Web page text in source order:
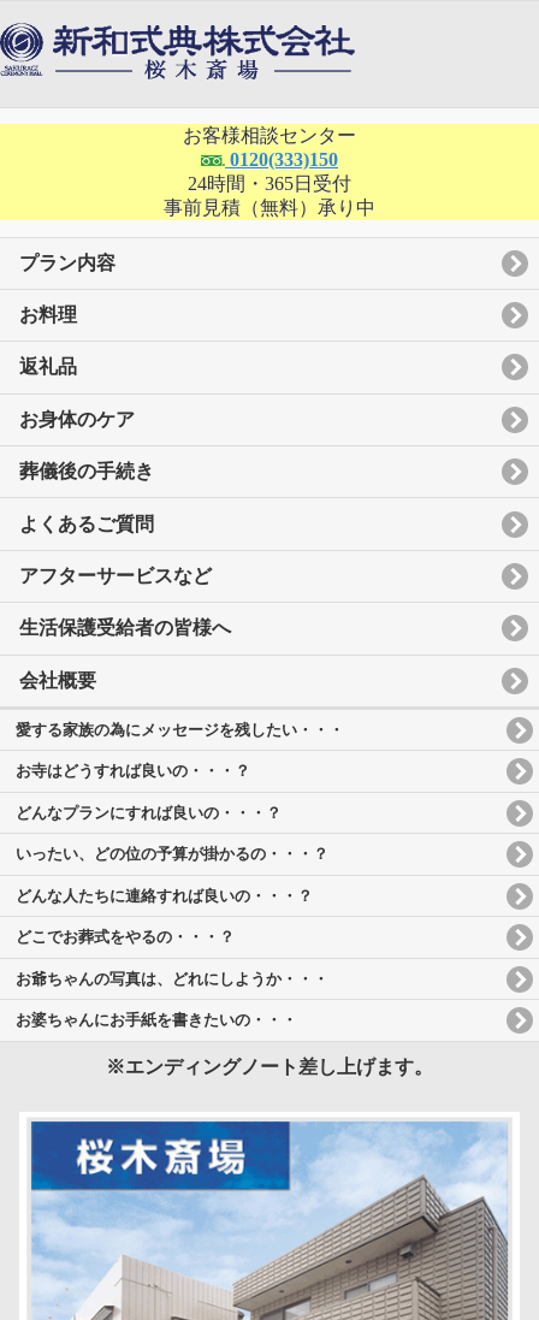
お客様相談センター
0120(333)150
24時間・365日受付
事前見積（無料）承り中
プラン内容
お料理
返礼品
お身体のケア
葬儀後の手続き
よくあるご質問
アフターサービスなど
生活保護受給者の皆様へ
会社概要
愛する家族の為にメッセージを残したい・・・
お寺はどうすれば良いの・・・？
どんなプランにすれば良いの・・・？
いったい、どの位の予算が掛かるの・・・？
どんな人たちに連絡すれば良いの・・・？
どこでお葬式をやるの・・・？
お爺ちゃんの写真は、どれにしようか・・・
お婆ちゃんにお手紙を書きたいの・・・
※エンディングノート差し上げます。